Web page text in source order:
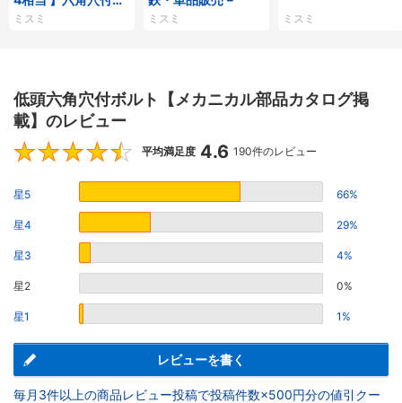
ルト ステンレス
ミスミ ミスミ ミスミ
低頭六角穴付ボルト【メカニカル部品カタログ掲
載】のレビュー
4.6
平均満足度 4.6 190件のレビュー
星5 66%
星4 29%
星3 4%
星2 0%
星1 1%
レビューを書く
毎月3件以上の商品レビュー投稿で投稿件数×500円分の値引クー